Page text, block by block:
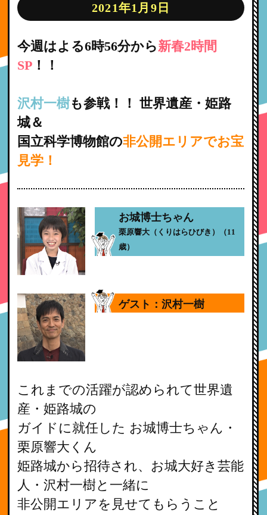
2021年1月9日
今週はよる6時56分から新春2時間
SP ！！
沢村一樹も参戦！！ 世界遺産・姫路
城＆
国立科学博物館の非公開エリアでお宝
見学！
お城博士ちゃん
栗原響大（くりはらひびき）（11
歳）
ゲスト：沢村一樹
これまでの活躍が認められて世界遺
産・姫路城の
ガイドに就任した お城博士ちゃん・
栗原響大くん
姫路城から招待され、お城大好き芸能
人・沢村一樹と一緒に
非公開エリアを見せてもらうこと